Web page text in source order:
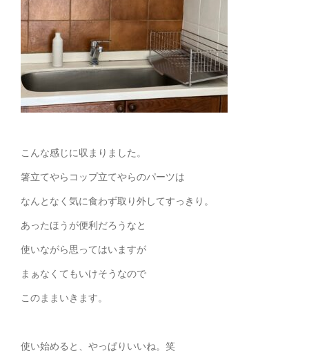
こんな感じに収まりました。
箸立てやらコップ立てやらのパーツは
なんとなく気に食わず取り外してすっきり。
あったほうが便利だろうなと
使いながら思ってはいますが
まぁなくてもいけそうなので
このままいきます。
使い始めると、やっぱりいいね。笑